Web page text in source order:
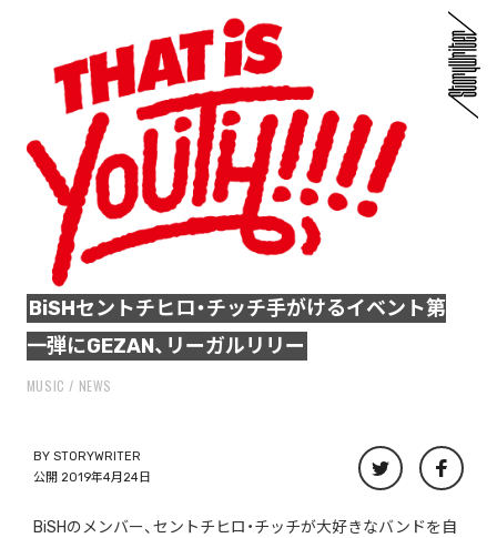
BiSHセントチヒロ・チッチ手がけるイベント第
一弾にGEZAN、リーガルリリー
MUSIC NEWS
BY STORYWRITER
公開 2019年4月24日
BiSHのメンバー、セントチヒロ・チッチが大好きなバンドを自